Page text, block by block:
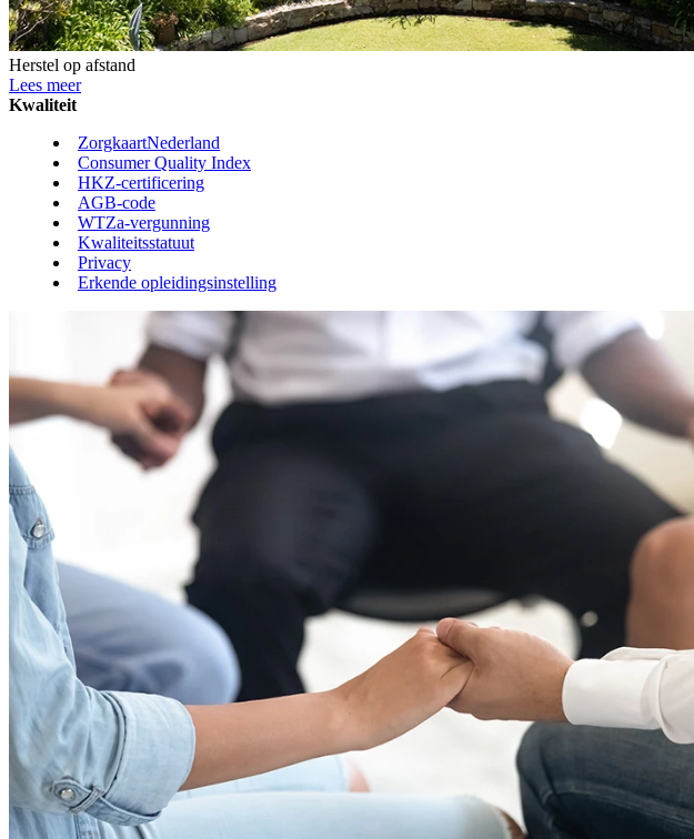
Herstel op afstand
Lees meer
Kwaliteit
ZorgkaartNederland
Consumer Quality Index
HKZ-certificering
AGB-code
WTZa-vergunning
Kwaliteitsstatuut
Privacy
Erkende opleidingsinstelling